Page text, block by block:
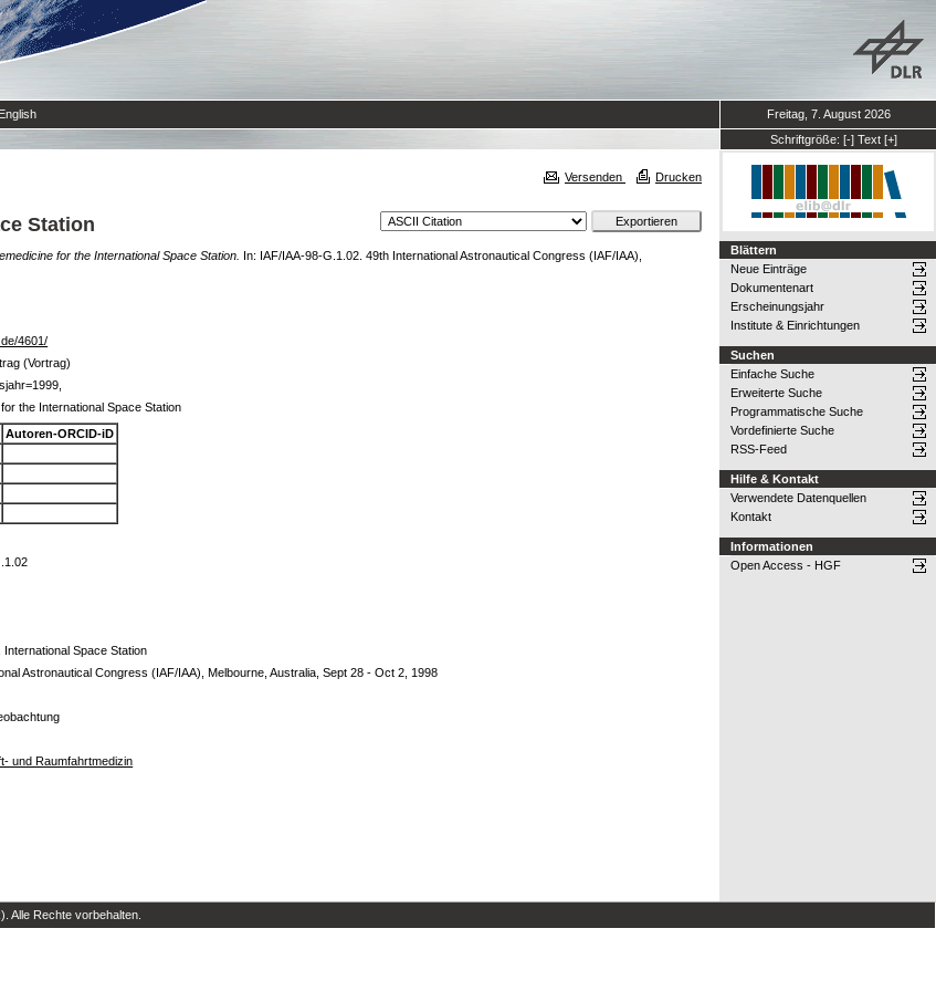
English
Freitag, 7. August 2026
Schriftgröße: [-] Text [+]
Versenden Drucken
Station
for the International Space Station. In: IAF/IAA-98-G.1.02. 49th International Astronautical Congress (IAF/IAA),
4601/
(Vortrag)
the International Space Station
Autoren-ORCID-iD
International Space Station
Astronautical Congress (IAF/IAA), Melbourne, Australia, Sept 28 - Oct 2, 1998
und Raumfahrtmedizin
Blättern
Neue Einträge
Dokumentenart
Erscheinungsjahr
Institute & Einrichtungen
Suchen
Einfache Suche
Erweiterte Suche
Programmatische Suche
Vordefinierte Suche
RSS-Feed
Hilfe & Kontakt
Verwendete Datenquellen
Kontakt
Informationen
Open Access - HGF
Alle Rechte vorbehalten.